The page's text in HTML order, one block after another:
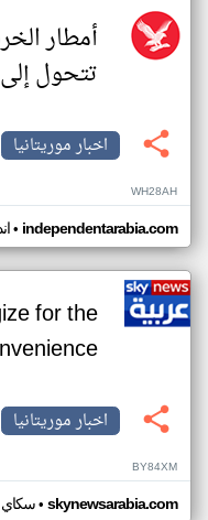
أمطار
تتحول
اخبار موريتانيا
WH28AH
• independentarabia.com
for the
اخبار موريتانيا
BY84XM
سكاي• skynewsarabia.com